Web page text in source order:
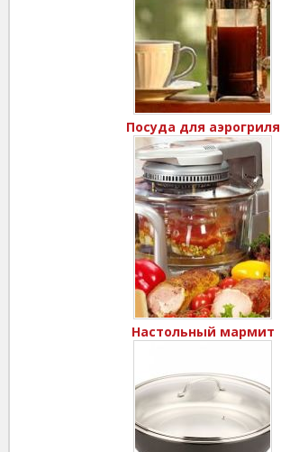
Посуда для аэрогриля
Настольный мармит